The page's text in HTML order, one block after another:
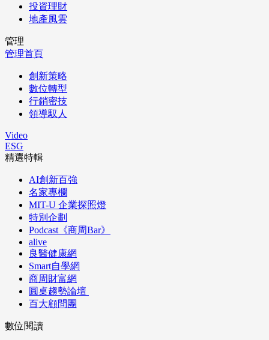
投資理財
地產風雲
管理
管理首頁
創新策略
數位轉型
行銷密技
領導馭人
Video
ESG
精選特輯
AI創新百強
名家專欄
MIT-U 企業探照燈
特別企劃
Podcast《商周Bar》
alive
良醫健康網
Smart自學網
商周財富網
圓桌趨勢論壇
百大顧問團
數位閱讀